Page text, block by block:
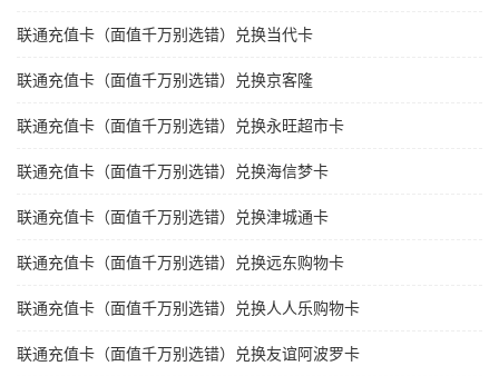
联通充值卡（面值千万别选错）兑换当代卡
联通充值卡（面值千万别选错）兑换京客隆
联通充值卡（面值千万别选错）兑换永旺超市卡
联通充值卡（面值千万别选错）兑换海信梦卡
联通充值卡（面值千万别选错）兑换津城通卡
联通充值卡（面值千万别选错）兑换远东购物卡
联通充值卡（面值千万别选错）兑换人人乐购物卡
联通充值卡（面值千万别选错）兑换友谊阿波罗卡